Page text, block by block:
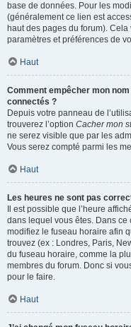
base de données. Pour les
(généralement ce lien est
haut des pages du forum).
paramètres et préférences de
Haut
Comment empêcher mon
connectés ?
Depuis votre panneau de
trouverez l’option Cacher mon
ne serez visible que par les
Vous serez compté parmi les
Haut
Les heures ne sont pas
Il est possible que l’heure
dans lequel vous êtes. Dans ce
modifiez le fuseau horaire afin
trouvez (ex : Londres, Paris,
du fuseau horaire, comme la
membres du forum. Donc si
pour le faire.
Haut